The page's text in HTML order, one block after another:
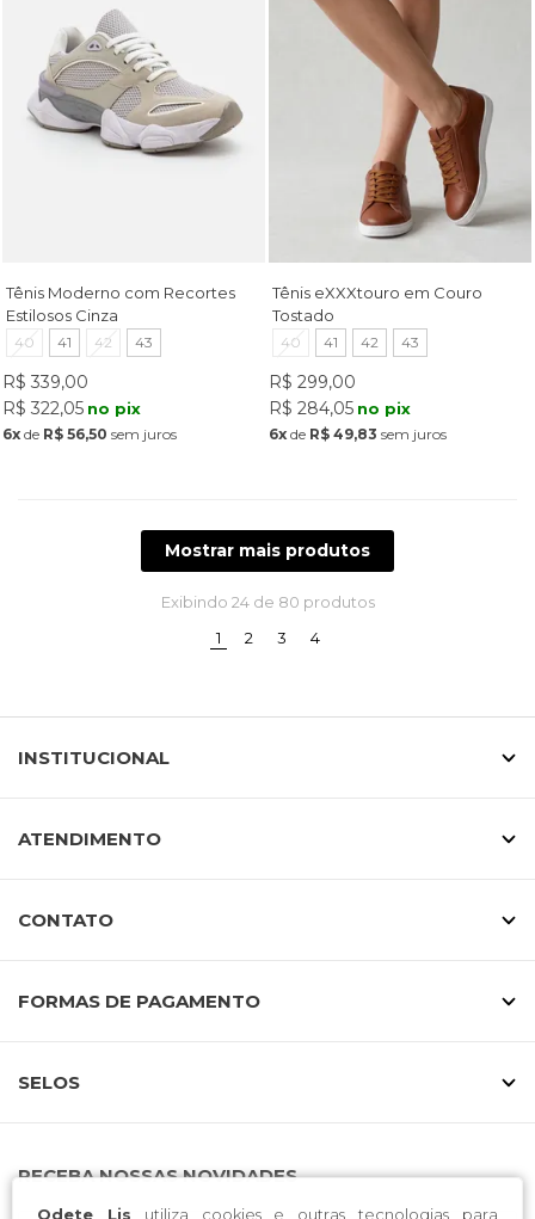
Odete Lis utiliza cookies e outras tecnologias para
Tênis Moderno com Recortes
Estilosos Cinza
40 41 42 43
R$ 339,00
R$ 322,05 no pix
6xde R$ 56,50 sem juros
Tênis eXXXtouro em Couro
Tostado
40 41 42 43
R$ 299,00
R$ 284,05 no pix
6x de R$ 49,83 sem juros
Mostrar mais produtos
Exibindo 24de 80 produtos
1(current)
2 3 4
INSTITUCIONAL
ATENDIMENTO
CONTATO
FORMAS DE PAGAMENTO
SELOS
RECEBA NOSSAS NOVIDADES